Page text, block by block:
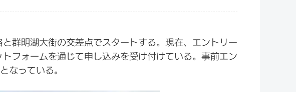
群明湖大街の交差点でスタートする。現在、エントリー
フォームを通じて申し込みを受け付けている。事前エン
っている。